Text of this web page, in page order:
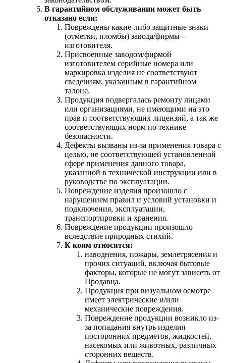
В гарантийном обслуживании может быть
отказано если:
Повреждены какие-либо защитные знаки
(отметки, пломбы) завода/фирмы –
изготовителя.
Присвоенные заводом/фирмой
изготовителем серийные номера или
маркировка изделия не соответствуют
сведениям, указанным в гарантийном
талоне.
Продукция подвергалась ремонту лицами
или организациями, не имеющими на это
прав и соответствующих лицензий, а так же
соответствующих норм по технике
безопасности.
Дефекты вызваны из-за применения товара с
целью, не соответствующей установленной
сфере применения данного товара,
указанной в технической инструкции или в
руководстве по эксплуатации.
Повреждение изделия произошло с
нарушением правил и условий установки и
подключения, эксплуатации,
транспортировки и хранения.
Повреждение продукции произошло
вследствие природных стихий.
К коим относятся:
наводнения, пожары, землетрясения и
прочих ситуаций, включая бытовые
факторы, которые не могут зависеть от
Продавца.
Продукция при визуальном осмотре
имеет электрические и/или
механические повреждения.
Повреждение продукции возникло из-
за попадания внутрь изделия
посторонних предметов, жидкостей,
насекомых или животных, различных
сторонних веществ.